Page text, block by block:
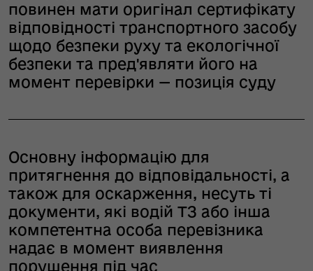
повинен мати оригінал сертифікату
відповідності транспортного засобу
щодо безпеки руху та екологічної
безпеки та пред'являти його на
момент перевірки — позиція суду
Основну інформацію для
притягнення до відповідальності, а
також для оскарження, несуть ті
документи, які водій ТЗ або інша
компетентна особа перевізника
надає в момент виявлення
порушення під час